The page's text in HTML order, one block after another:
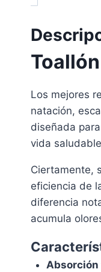
Los mejores
natación,
diseñada
vida
Ciertamente,
eficiencia de
diferencia
acumula
Absorción